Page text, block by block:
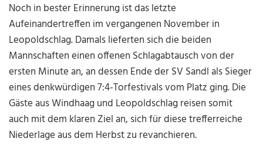
Noch in bester Erinnerung ist das letzte
Aufeinandertreffen im vergangenen November in
Leopoldschlag. Damals lieferten sich die beiden
Mannschaften einen offenen Schlagabtausch von der
ersten Minute an, an dessen Ende der SV Sandl als Sieger
eines denkwürdigen 7:4-Torfestivals vom Platz ging. Die
Gäste aus Windhaag und Leopoldschlag reisen somit
auch mit dem klaren Ziel an, sich für diese trefferreiche
Niederlage aus dem Herbst zu revanchieren.